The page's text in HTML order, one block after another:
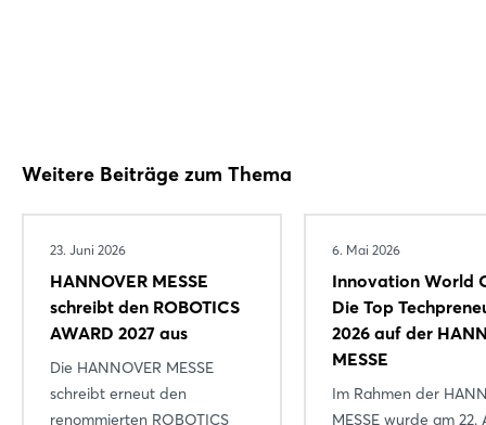
Weitere Beiträge zum Thema
23. Juni 2026
HANNOVER MESSE
schreibt den ROBOTICS
AWARD 2027 aus
Die HANNOVER MESSE
schreibt erneut den
renommierten ROBOTICS
6. Mai 2026
Innovation World
Die Top
2026 auf der
MESSE
Im Rahmen der
MESSE wurde am 22.